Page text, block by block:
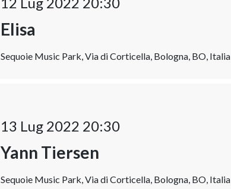
Elisa
Sequoie Music Park, Via di Corticella, Bologna, BO, Italia
13 Lug 2022 20:30
Yann Tiersen
Sequoie Music Park, Via di Corticella, Bologna, BO, Italia